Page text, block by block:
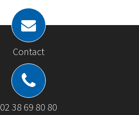
Contact
02 38 69 80 80